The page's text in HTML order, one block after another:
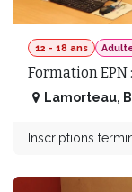
12 - 18 ans
Formation
Lamorteau,
Inscriptions